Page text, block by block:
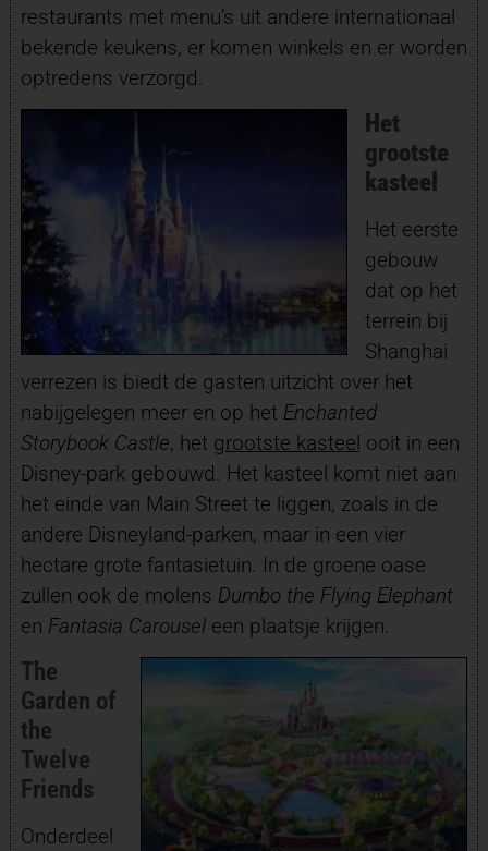
restaurants met menu’s uit andere internationaal
bekende keukens, er komen winkels en er worden
optredens verzorgd.
Het
grootste
kasteel
Het eerste
gebouw
dat op het
terrein bij
Shanghai
verrezen is biedt de gasten uitzicht over het
nabijgelegen meer en op het Enchanted
Storybook Castle, het grootste kasteel ooit in een
Disney-park gebouwd. Het kasteel komt niet aan
het einde van Main Street te liggen, zoals in de
andere Disneyland-parken, maar in een vier
hectare grote fantasietuin. In de groene oase
zullen ook de molens Dumbo the Flying Elephant
en Fantasia Carouseleen plaatsje krijgen.
The
Garden of
the
Twelve
Friends
Onderdeel